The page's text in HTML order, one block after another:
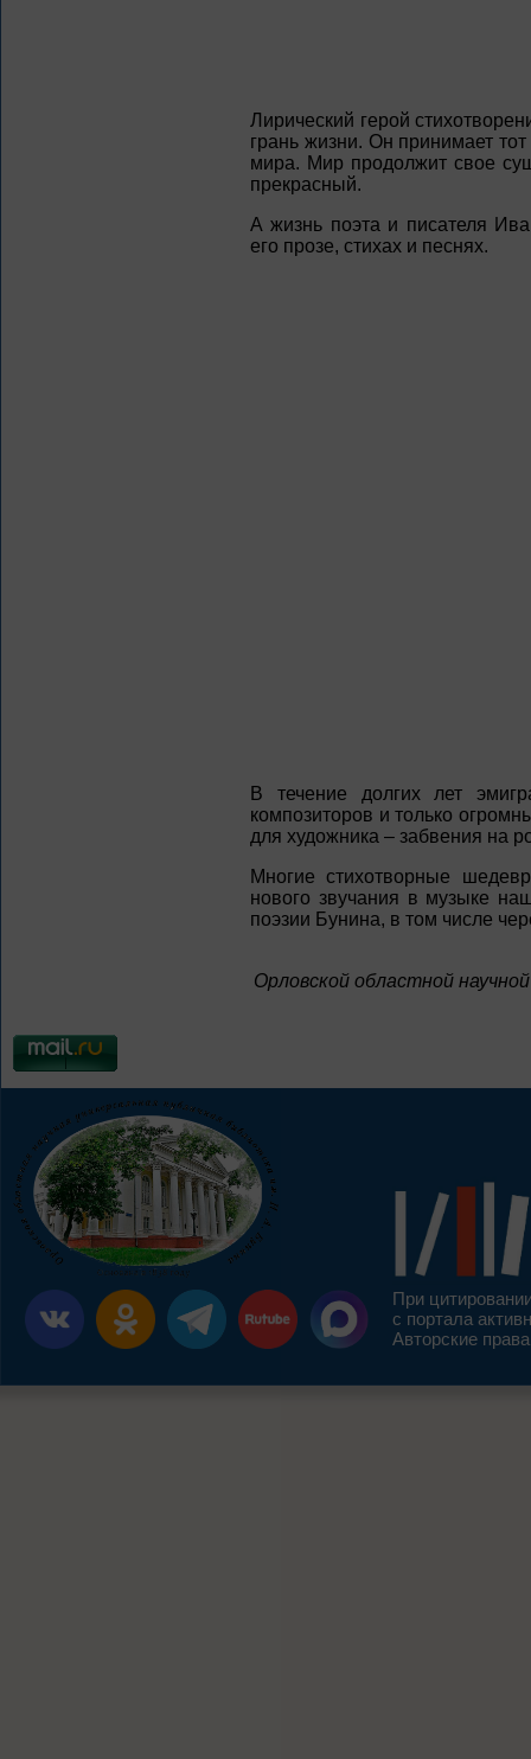
Лирический герой
грань жизни. Он принимает
мира. Мир продолжит свое
прекрасный.
А жизнь поэта и писателя
его прозе, стихах и песнях.
В течение долгих лет
композиторов и только
для художника – забвения на
Многие стихотворные
нового звучания в музыке
поэзии Бунина, в том числе
Орловской областной
При
с портала
Авторские